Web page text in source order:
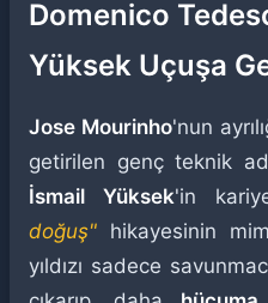
Domenico
Yüksek Uçuşa
Jose Mourinho'nun
getirilen genç teknik
İsmail Yüksek'in
doğuş" hikayesinin
yıldızı sadece